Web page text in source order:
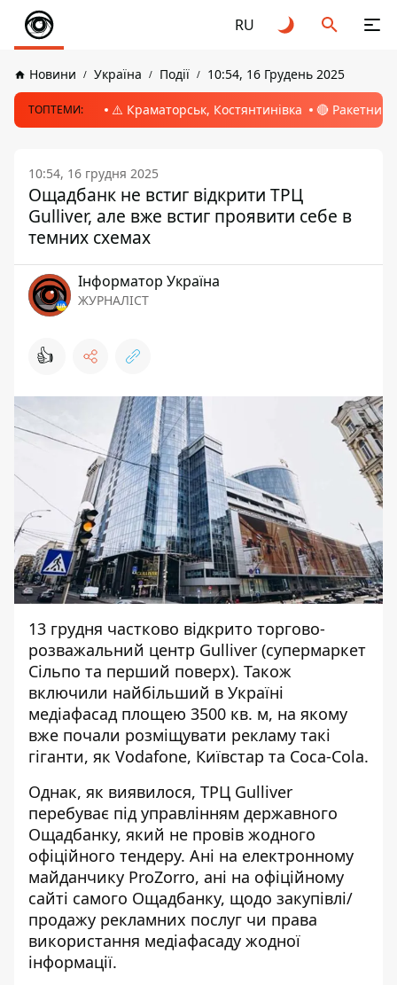
RU
Новини Україна Події 10:54, 16 Грудень 2025
ТОПТЕМИ: ⚠️ Краматорськ, Костянтинівка 🔴 Ракетний
10:54, 16 грудня 2025
Ощадбанк не встиг відкрити ТРЦ
Gulliver, але вже встиг проявити себе в
темних схемах
Інформатор Україна
ЖУРНАЛІСТ
👍
13 грудня частково відкрито торгово-
розважальний центр Gulliver (супермаркет
Сільпо та перший поверх). Також
включили найбільший в Україні
медіафасад площею 3500 кв. м, на якому
вже почали розміщувати рекламу такі
гіганти, як Vodafone, Київстар та Coca-Cola.
Однак, як виявилося, ТРЦ Gulliver
перебуває під управлінням державного
Ощадбанку, який не провів жодного
офіційного тендеру. Ані на електронному
майданчику ProZorro, ані на офіційному
сайті самого Ощадбанку, щодо закупівлі/
продажу рекламних послуг чи права
використання медіафасаду жодної
інформації.